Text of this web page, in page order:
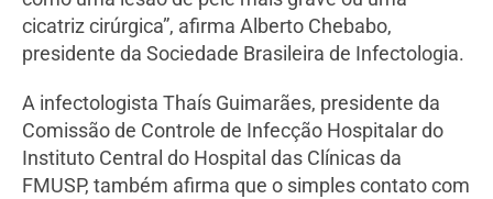
cicatriz cirúrgica”, afirma Alberto Chebabo,
presidente da Sociedade Brasileira de Infectologia.
A infectologista Thaís Guimarães, presidente da
Comissão de Controle de Infecção Hospitalar do
Instituto Central do Hospital das Clínicas da
FMUSP, também afirma que o simples contato com